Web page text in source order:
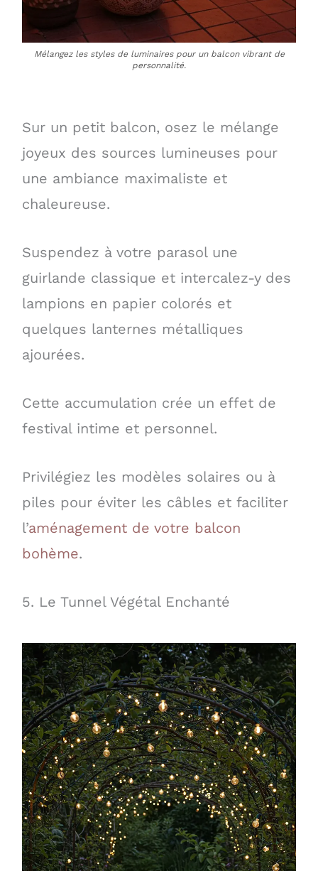
Mélangez les styles de luminaires pour un balcon vibrant de
personnalité.
Sur un petit balcon, osez le mélange
joyeux des sources lumineuses pour
une ambiance maximaliste et
chaleureuse.
Suspendez à votre parasol une
guirlande classique et intercalez-y des
lampions en papier colorés et
quelques lanternes métalliques
ajourées.
Cette accumulation crée un effet de
festival intime et personnel.
Privilégiez les modèles solaires ou à
piles pour éviter les câbles et faciliter
l’aménagement de votre balcon
bohème.
5. Le Tunnel Végétal Enchanté